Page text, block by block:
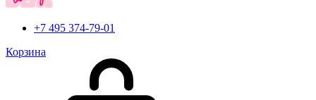
+7 495 374-79-01
Корзина